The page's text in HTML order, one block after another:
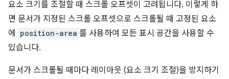
요소 크기를 조절할 때 스크롤 오프셋이 고려됩니다. 이렇게 하
면 문서가 지정된 스크롤 오프셋으로 스크롤될 때 고정된 요소
에
position-area 를 사용하여 모든 표시 공간을 사용할 수
있습니다.
문서가 스크롤될 때마다 레이아웃 (요소 크기 조절)을 방지하기